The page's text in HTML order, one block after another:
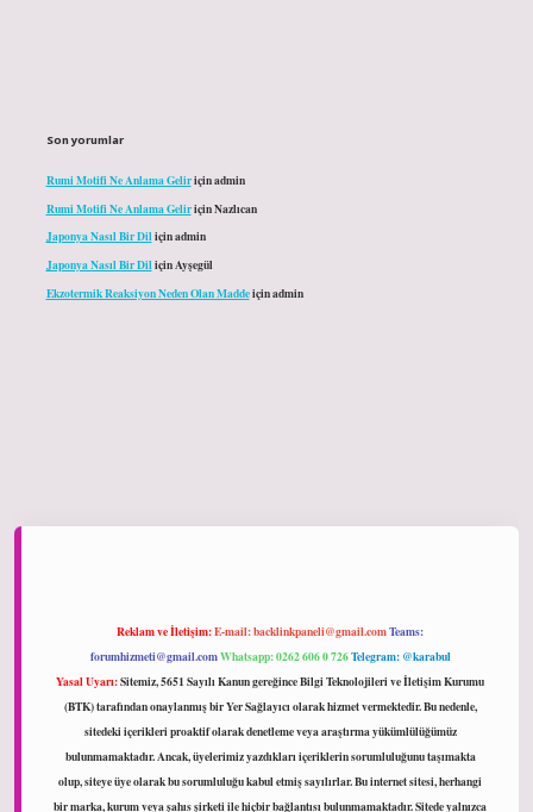
Son yorumlar
Rumi Motifi Ne Anlama Geliriçinadmin
Rumi Motifi Ne Anlama GeliriçinNazlıcan
Japonya Nasıl Bir Diliçinadmin
Japonya Nasıl Bir DiliçinAyşegül
Ekzotermik Reaksiyon Neden Olan Maddeiçinadmin
Reklam ve İletişim:E-mail:backlinkpaneli@gmail.comTeams:
forumhizmeti@gmail.comWhatsapp: 0262 606 0 726Telegram: @karabul
Yasal Uyarı:Sitemiz, 5651 Sayılı Kanun gereğince Bilgi Teknolojileri ve İletişim Kurumu
(BTK) tarafından onaylanmış bir Yer Sağlayıcı olarak hizmet vermektedir. Bu nedenle,
sitedeki içerikleri proaktif olarak denetleme veya araştırma yükümlülüğümüz
bulunmamaktadır. Ancak, üyelerimiz yazdıkları içeriklerin sorumluluğunu taşımakta
olup, siteye üye olarak bu sorumluluğu kabul etmiş sayılırlar. Bu internet sitesi, herhangi
bir marka, kurum veya şahıs şirketi ile hiçbir bağlantısı bulunmamaktadır. Sitede yalnızca